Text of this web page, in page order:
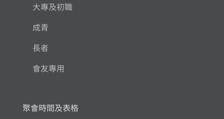
大專及初職
成青
長者
會友專用
聚會時間及表格